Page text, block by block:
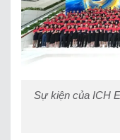
Sự kiện của ICH